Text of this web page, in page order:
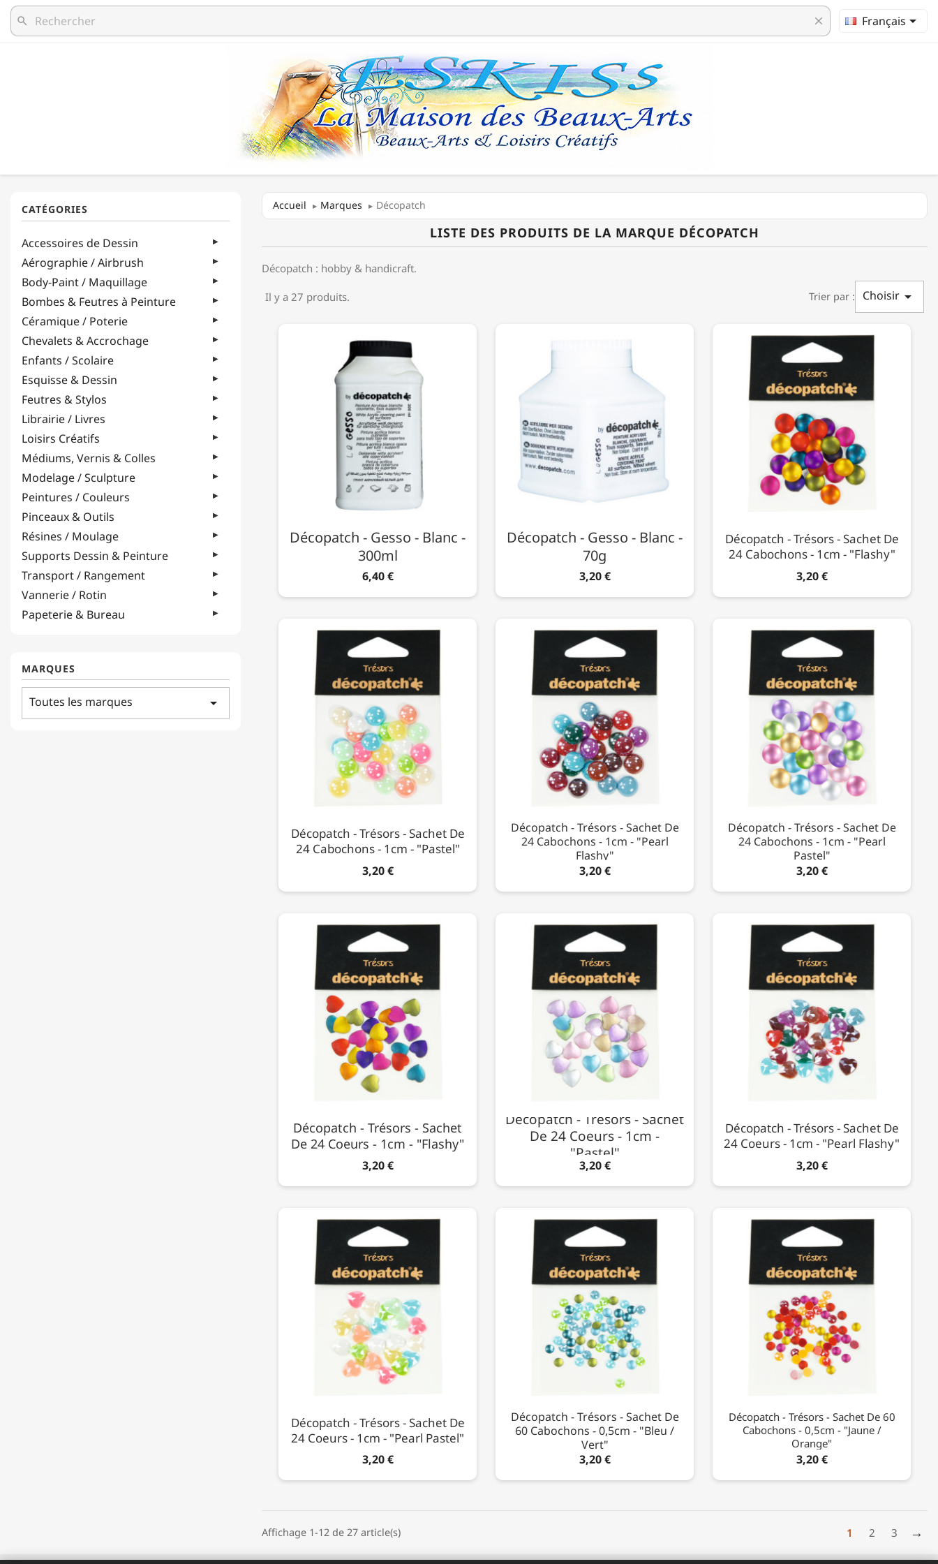
search clear Français
Accessoires de Dessin
Aérographie / Airbrush
Body-Paint / Maquillage
Bombes & Feutres à Peinture
Céramique / Poterie
Chevalets & Accrochage
Enfants / Scolaire
Esquisse & Dessin
Feutres & Stylos
Librairie / Livres
Loisirs Créatifs
Médiums, Vernis & Colles
Modelage / Sculpture
Peintures / Couleurs
Pinceaux & Outils
Résines / Moulage
Supports Dessin & Peinture
Transport / Rangement
Vannerie / Rotin
Papeterie & Bureau
MARQUES
Toutes les marques arrow_drop_down
Accueil Marques Décopatch
LISTE DES PRODUITS DE LA MARQUE DÉCOPATCH
Décopatch : hobby & handicraft.
Il y a 27 produits. Trier par : Choisir 
Décopatch - Gesso - Blanc -
300ml
6,40 €
Décopatch - Gesso - Blanc -
70g
3,20 €
Décopatch - Trésors - Sachet De
24 Cabochons - 1cm - "Flashy"
3,20 €
Décopatch - Trésors - Sachet De
24 Cabochons - 1cm - "Pastel"
3,20 €
Décopatch - Trésors - Sachet De
24 Cabochons - 1cm - "Pearl
Flashy"
3,20 €
Décopatch - Trésors - Sachet De
24 Cabochons - 1cm - "Pearl
Pastel"
3,20 €
Décopatch - Trésors - Sachet
De 24 Coeurs - 1cm - "Flashy"
3,20 €
Décopatch - Trésors - Sachet
De 24 Coeurs - 1cm -
"Pastel"
3,20 €
Décopatch - Trésors - Sachet De
24 Coeurs - 1cm - "Pearl Flashy"
3,20 €
Décopatch - Trésors - Sachet De
24 Coeurs - 1cm - "Pearl Pastel"
3,20 €
Décopatch - Trésors - Sachet De
60 Cabochons - 0,5cm - "Bleu /
Vert"
3,20 €
Décopatch - Trésors - Sachet De 60
Cabochons - 0,5cm - "Jaune /
Orange"
3,20 €
Affichage 1-12 de 27 article(s) 1 2 3 →